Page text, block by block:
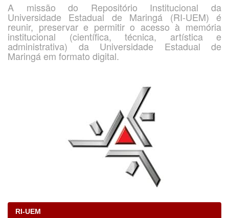
A missão do Repositório Institucional da
Universidade Estadual de Maringá (RI-UEM) é
reunir, preservar e permitir o acesso à memória
institucional (científica, técnica, artística e
administrativa) da Universidade Estadual de
Maringá em formato digital.
RI-UEM